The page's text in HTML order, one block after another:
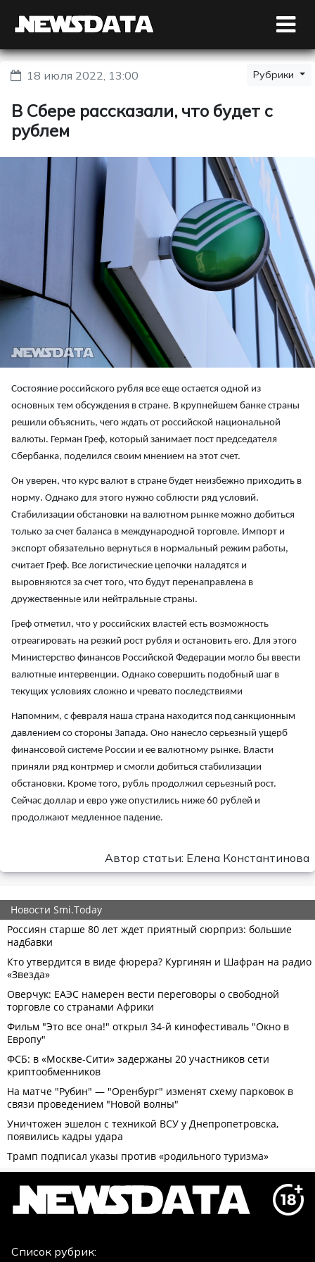
18 июля 2022, 13:00 Рубрики
В Сбере рассказали, что будет с
рублем
Состояние российского рубля все еще остается одной из
основных тем обсуждения в стране. В крупнейшем банке страны
решили объяснить, чего ждать от российской национальной
валюты. Герман Греф, который занимает пост председателя
Сбербанка, поделился своим мнением на этот счет.
Он уверен, что курс валют в стране будет неизбежно приходить в
норму. Однако для этого нужно соблюсти ряд условий.
Стабилизации обстановки на валютном рынке можно добиться
только за счет баланса в международной торговле. Импорт и
экспорт обязательно вернуться в нормальный режим работы,
считает Греф. Все логистические цепочки наладятся и
выровняются за счет того, что будут перенаправлена в
дружественные или нейтральные страны.
Греф отметил, что у российских властей есть возможность
отреагировать на резкий рост рубля и остановить его. Для этого
Министерство финансов Российской Федерации могло бы ввести
валютные интервенции. Однако совершить подобный шаг в
текущих условиях сложно и чревато последствиями
Напомним, с февраля наша страна находится под санкционным
давлением со стороны Запада. Оно нанесло серьезный ущерб
финансовой системе России и ее валютному рынке. Власти
приняли ряд контрмер и смогли добиться стабилизации
обстановки. Кроме того, рубль продолжил серьезный рост.
Сейчас доллар и евро уже опустились ниже 60 рублей и
продолжают медленное падение.
Автор статьи: Елена Константинова
Список рубрик: